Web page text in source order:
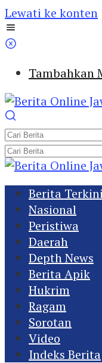
Lewati ke konten
Tambahkan
Berita Terkini
Nasional
Peristiwa
Daerah
Depth News
Berita Apik
Hukrim
Ragam
Sorotan
Video
Indeks Berita